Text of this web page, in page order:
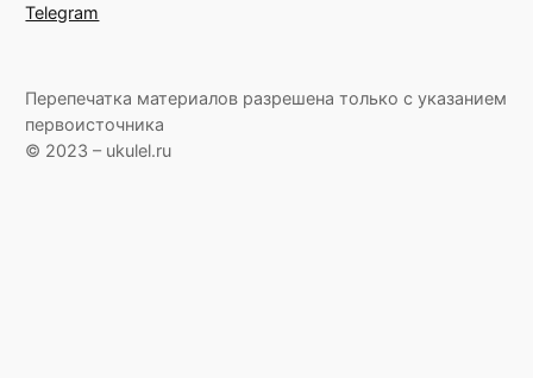
Telegram
Перепечатка материалов разрешена только с указанием
первоисточника
© 2023 – ukulel.ru